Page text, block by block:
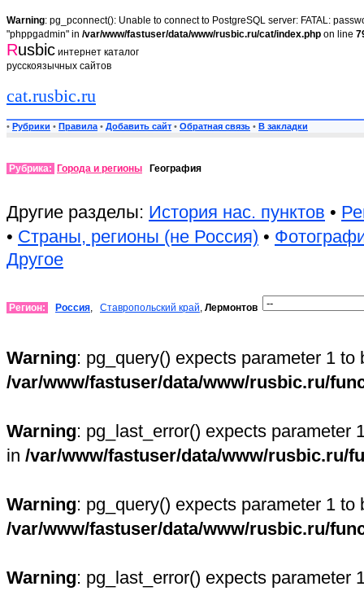
Warning: pg_pconnect(): Unable to connect to PostgreSQL server: FATAL:
"phppgadmin" in /var/www/fastuser/data/www/rusbic.ru/cat/index.php on line
Rusbic интернет каталог
русскоязычных сайтов
cat.rusbic.ru
• Рубрики • Правила • Добавить сайт • Обратная связь • В закладки
Рубрика: Города и регионы География
Другие разделы: История нас. пунктов •
• Страны, регионы (не Россия) •
Другое
Регион: Россия, Ставропольский край, Лермонтов
Warning: pg_query() expects parameter 1
/var/www/fastuser/data/www/rusbic.ru/
Warning: pg_last_error() expects parameter
in /var/www/fastuser/data/www/rusbic.ru/
Warning: pg_query() expects parameter 1
/var/www/fastuser/data/www/rusbic.ru/
Warning: pg_last_error() expects parameter